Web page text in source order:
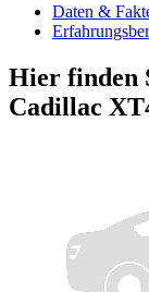
Daten &
Hier finden
Cadillac